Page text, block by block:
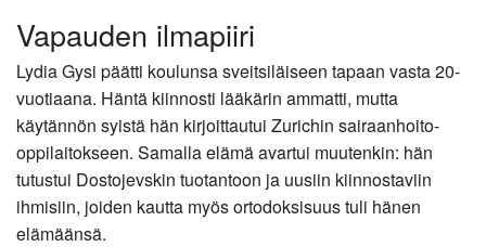
Vapauden ilmapiiri
Lydia Gysi päätti koulunsa sveitsiläiseen tapaan vasta 20-
vuotiaana. Häntä kiinnosti lääkärin ammatti, mutta
käytännön syistä hän kirjoittautui Zurichin sairaanhoito-
oppilaitokseen. Samalla elämä avartui muutenkin: hän
tutustui Dostojevskin tuotantoon ja uusiin kiinnostaviin
ihmisiin, joiden kautta myös ortodoksisuus tuli hänen
elämäänsä.